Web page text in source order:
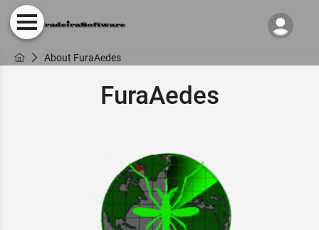
About FuraAedes
FuraAedes